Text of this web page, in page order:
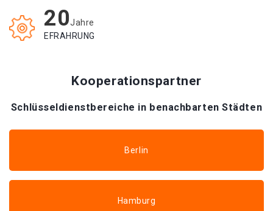
20Jahre
EFRAHRUNG
Kooperationspartner
Schlüsseldienstbereiche in benachbarten Städten
Berlin
Hamburg